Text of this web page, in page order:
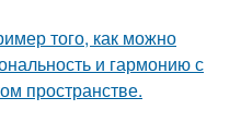
того, как можно
и гармонию с
пространстве.